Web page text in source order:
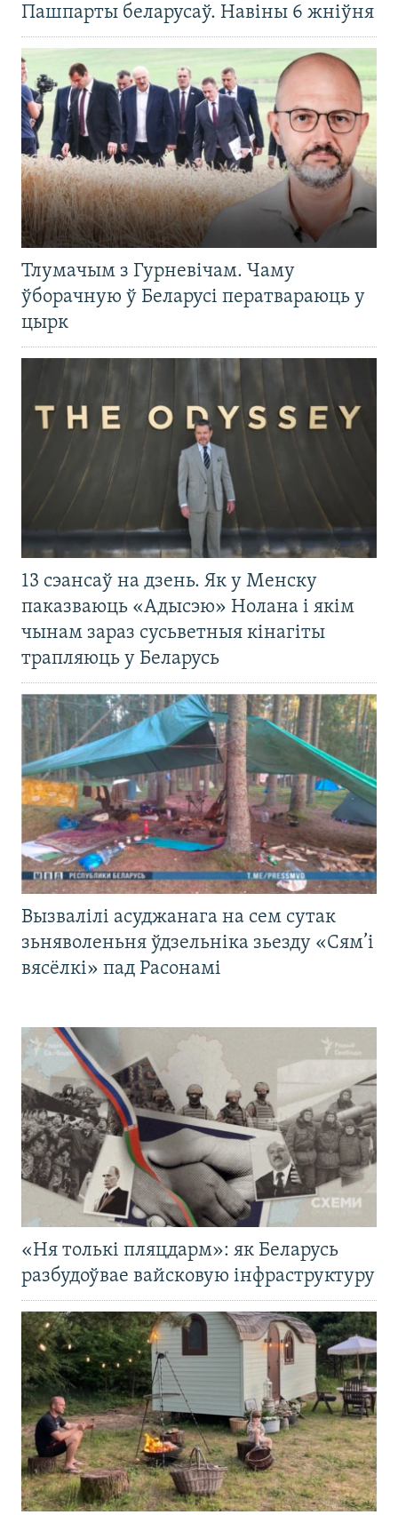
Пашпарты беларусаў. Навіны 6 жніўня
Тлумачым з Гурневічам. Чаму
ўборачную ў Беларусі ператвараюць у
цырк
13 сэансаў на дзень. Як у Менску
паказваюць «Адысэю» Нолана і якім
чынам зараз сусьветныя кінагіты
трапляюць у Беларусь
Вызвалілі асуджанага на сем сутак
зьняволеньня ўдзельніка зьезду «Сям’і
вясёлкі» пад Расонамі
«Ня толькі пляцдарм»: як Беларусь
разбудоўвае вайсковую інфраструктуру